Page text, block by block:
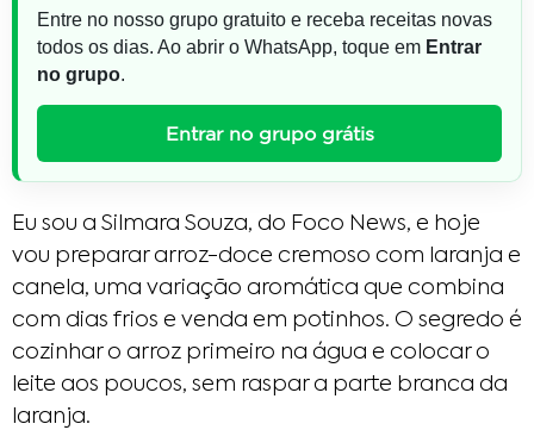
Entre no nosso grupo gratuito e receba receitas novas
todos os dias. Ao abrir o WhatsApp, toque em Entrar
no grupo.
Entrar no grupo grátis
Eu sou a Silmara Souza, do Foco News, e hoje
vou preparar arroz-doce cremoso com laranja e
canela, uma variação aromática que combina
com dias frios e venda em potinhos. O segredo é
cozinhar o arroz primeiro na água e colocar o
leite aos poucos, sem raspar a parte branca da
laranja.